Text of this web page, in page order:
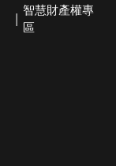
|
智慧財產權專
區